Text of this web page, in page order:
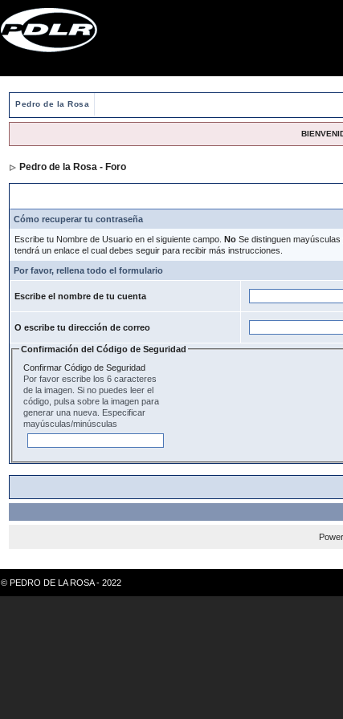
Pedro de la Rosa
Pedro de la Rosa - Foro
Cómo recuperar tu contraseña
Escribe tu Nombre de Usuario en el siguiente campo. No Se distinguen
tendrá un enlace el cual debes seguir para recibir más instrucciones.
Por favor, rellena todo el formulario
Escribe el nombre de tu cuenta
O escribe tu dirección de correo
Confirmación del Código de Seguridad
Confirmar Código de Seguridad
Por favor escribe los 6 caracteres
de la imagen. Si no puedes leer el
código, pulsa sobre la imagen para
generar una nueva. Especificar
mayúsculas/minúsculas
© PEDRO DE LA ROSA - 2022